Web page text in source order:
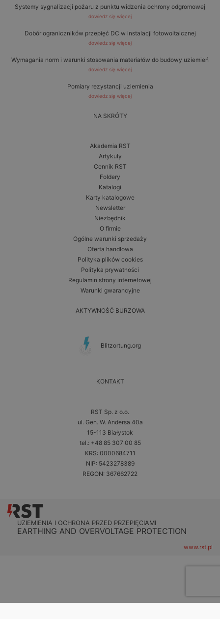
Systemy sygnalizacji pożaru z punktu widzenia ochrony odgromowej
dowiedz się więcej
Dobór ograniczników przepięć DC w instalacji fotowoltaicznej
dowiedz się więcej
Wymagania norm i warunki stosowania materiałów do budowy uziemień
dowiedz się więcej
Pomiary rezystancji uziemienia
dowiedz się więcej
NA SKRÓTY
Akademia RST
Artykuły
Cennik RST
Foldery
Katalogi
Karty katalogowe
Newsletter
Niezbędnik
O firmie
Ogólne warunki sprzedaży
Oferta handlowa
Polityka plików cookies
Polityka prywatności
Regulamin strony internetowej
Warunki gwarancyjne
AKTYWNOŚĆ BURZOWA
Blitzortung.org
KONTAKT
RST Sp. z o.o.
ul. Gen. W. Andersa 40a
15-113 Białystok
tel.: +48 85 307 00 85
KRS: 0000684711
NIP: 5423278389
REGON: 367662722
UZIEMIENIA I OCHRONA PRZED PRZEPIĘCIAMI
EARTHING AND OVERVOLTAGE PROTECTION
www.rst.pl